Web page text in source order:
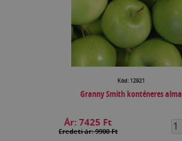
Kód: 12921
Granny Smith konténeres alma
Ár:7425 Ft
Eredeti ár: 9900 Ft